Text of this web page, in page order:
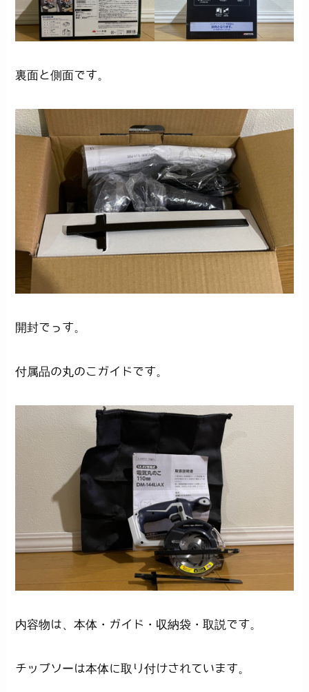
裏面と側面です。
開封でっす。
付属品の丸のこガイドです。
内容物は、本体・ガイド・収納袋・取説です。
チップソーは本体に取り付けされています。